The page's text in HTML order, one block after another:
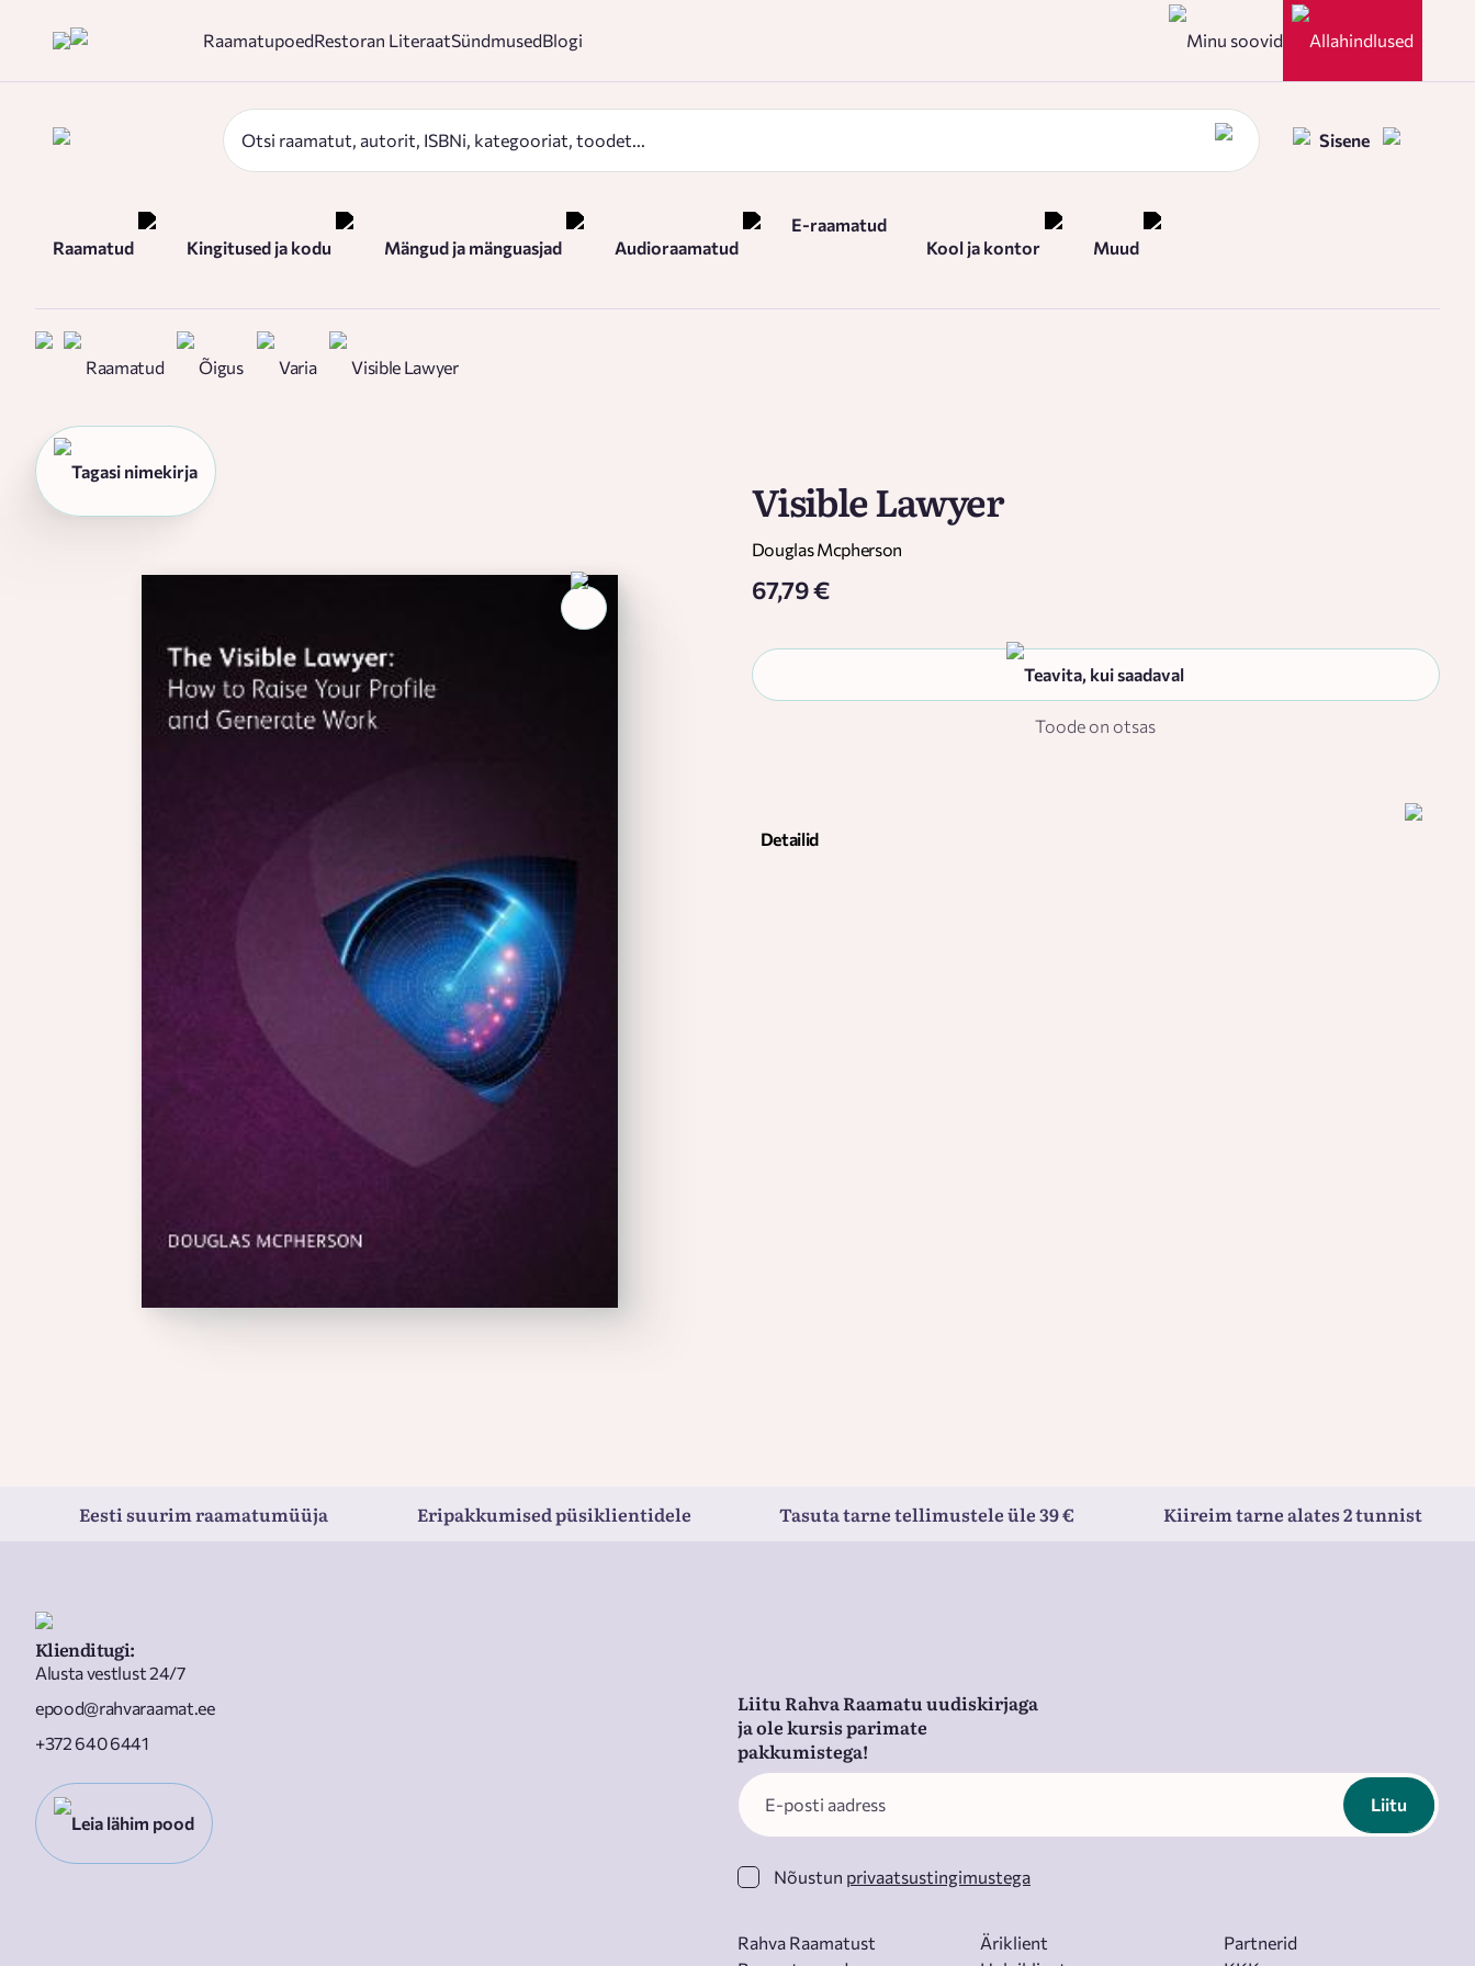
RaamatupoedRestoran LiteraatSündmusedBlogi Minu soovid Allahindlused
Sisene
Raamatud Kingitused ja kodu Mängud ja mänguasjad Audioraamatud
E-raamatud
Kool ja kontor
Muud
Raamatud Õigus Varia Visible Lawyer
Tagasi nimekirja
Visible Lawyer
Douglas Mcpherson
67,79 €
Teavita, kui saadaval
Toode on otsas
Detailid
Eesti suurim raamatumüüja Eripakkumised püsiklientidele Tasuta tarne tellimustele üle 39 € Kiireim tarne alates 2 tunnist
Klienditugi:
Alusta vestlust 24/7
epood@rahvaraamat.ee
+372 640 6441
Leia lähim pood
Liitu Rahva Raamatu uudiskirjaga
ja ole kursis parimate
pakkumistega!
Liitu
Nõustun privaatsustingimustega
Rahva Raamatust
Äriklient
Partnerid